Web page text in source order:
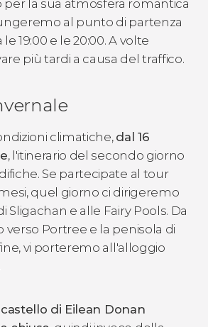
per la sua atmosfera romantica
al punto di partenza
le 19:00 e le 20:00. A volte
più tardi a causa del traffico.
climatiche, dal 16
, l'itinerario del secondo giorno
Se partecipate al tour
quel giorno ci dirigeremo
Sligachan e alle Fairy Pools. Da
verso Portree e la penisola di
vi porteremo all'alloggio
di Eilean Donan